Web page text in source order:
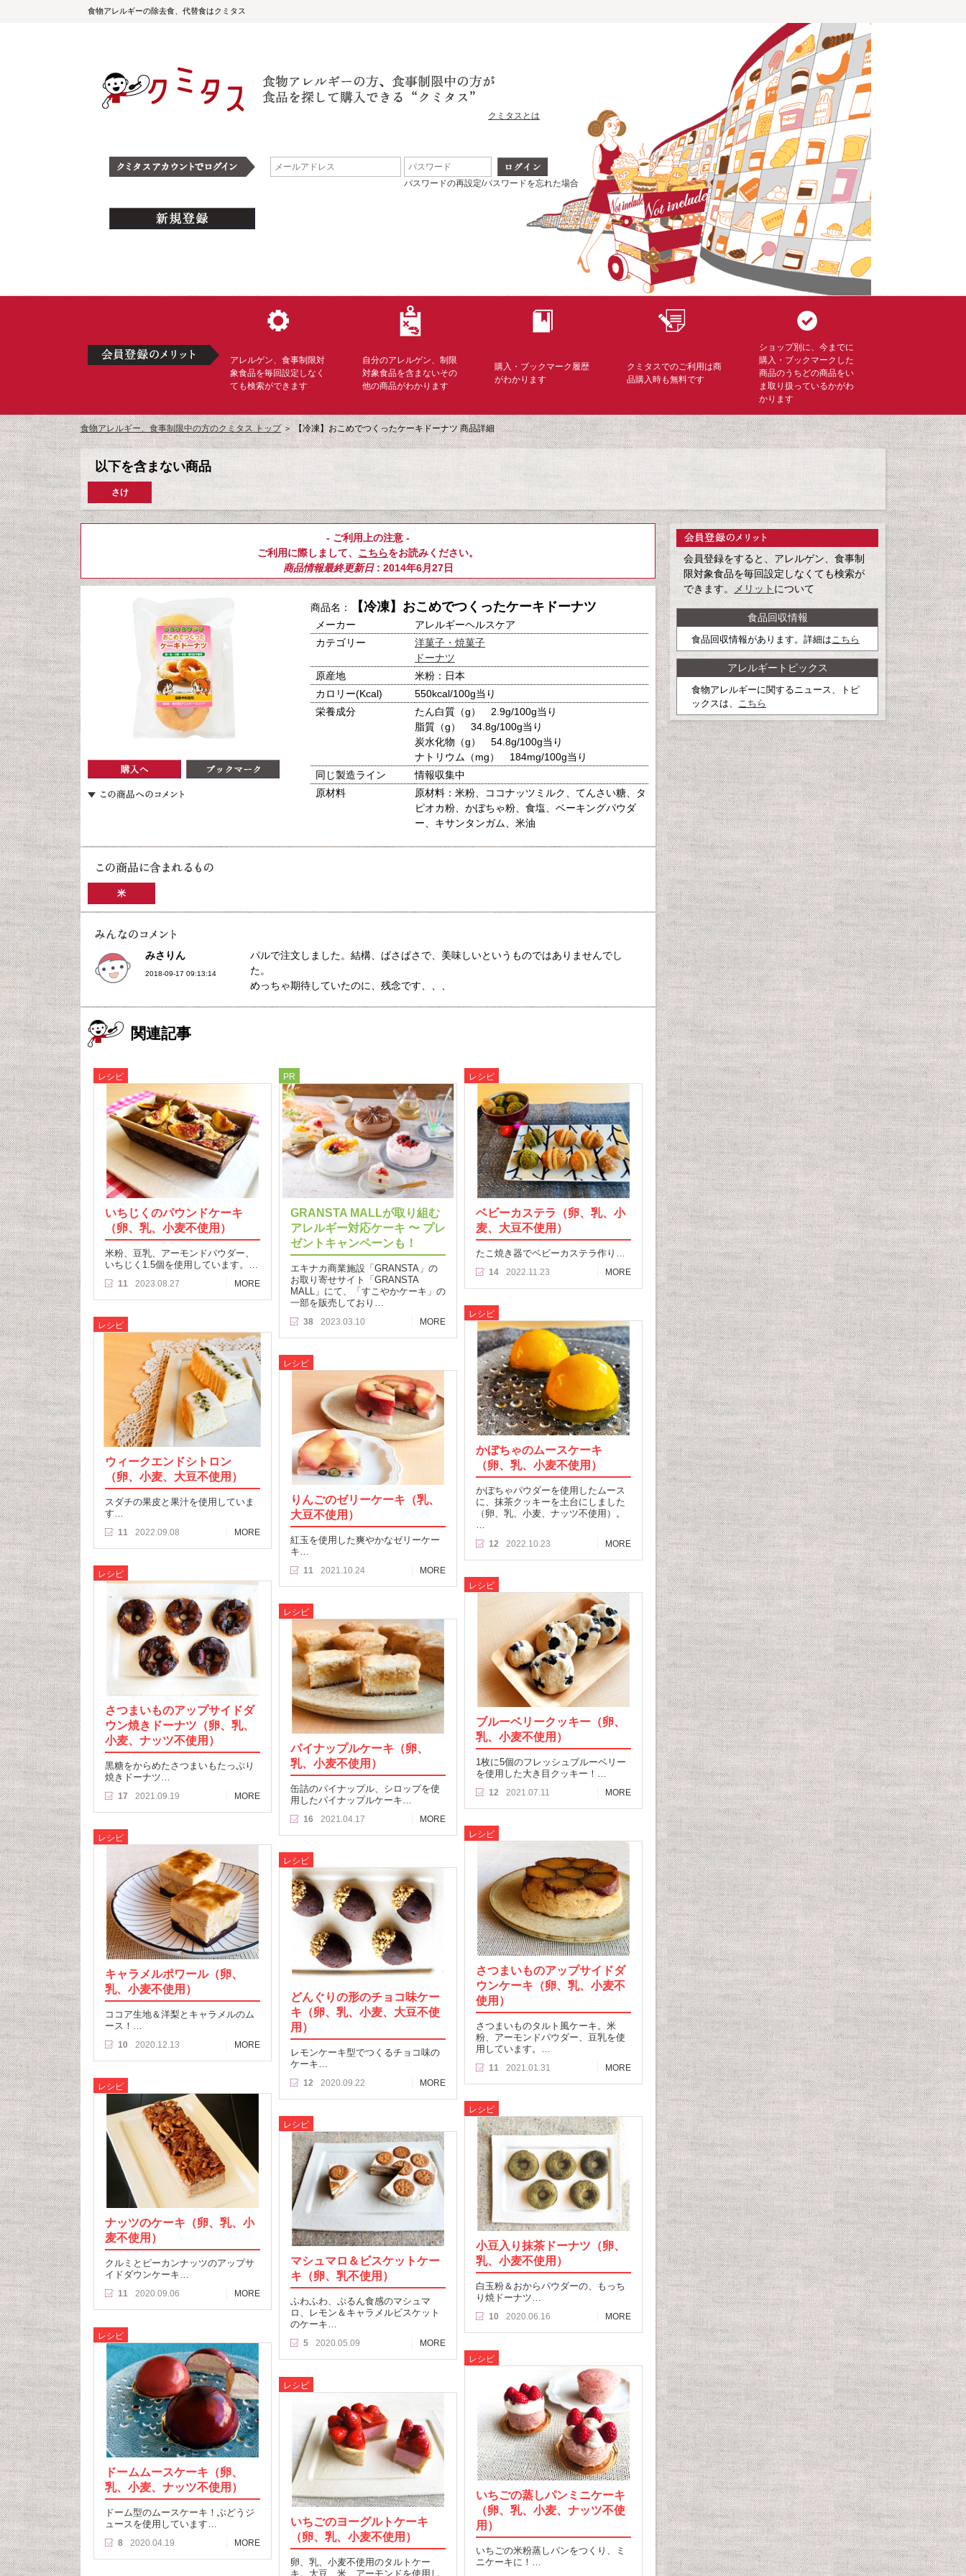
食物アレルギーの除去食、代替食はクミタス
クミタスとは
パスワードの再設定/パスワードを忘れた場合
アレルゲン、食事制限対
象食品を毎回設定しなく
ても検索ができます
自分のアレルゲン、制限
対象食品を含まないその
他の商品がわかります
購入・ブックマーク履歴
がわかります
クミタスでのご利用は商
品購入時も無料です
ショップ別に、今までに
購入・ブックマークした
商品のうちどの商品をい
ま取り扱っているかがわ
かります
食物アレルギー、食事制限中の方のクミタス トップ＞【冷凍】おこめでつくったケーキドーナツ 商品詳細
以下を含まない商品
さけ
- ご利用上の注意 -
ご利用に際しまして、 こちらをお読みください。
商品情報最終更新日: 2014年6月27日
商品名： 【冷凍】おこめでつくったケーキドーナツ
メーカー
アレルギーヘルスケア
カテゴリー
洋菓子・焼菓子
ドーナツ
原産地
米粉：日本
カロリー(Kcal)
550kcal/100g当り
栄養成分
たん白質（g） 2.9g/100g当り
脂質（g） 34.8g/100g当り
炭水化物（g） 54.8g/100g当り
ナトリウム（mg） 184mg/100g当り
同じ製造ライン
情報収集中
原材料
原材料：米粉、ココナッツミルク、てんさい糖、タ
ピオカ粉、かぼちゃ粉、食塩、ベーキングパウダ
ー、キサンタンガム、米油
米
みさりん
2018-09-17 09:13:14
パルで注文しました。結構、ぱさぱさで、美味しいというものではありませんでし
た。
めっちゃ期待していたのに、残念です、、、
関連記事
レシピ
いちじくのパウンドケーキ
（卵、乳、小麦不使用）
米粉、豆乳、アーモンドパウダー、
いちじく1.5個を使用しています。…
11 2023.08.27 MORE
PR
GRANSTA MALLが取り組む
アレルギー対応ケーキ 〜 プレ
ゼントキャンペーンも！
エキナカ商業施設「GRANSTA」の
お取り寄せサイト「GRANSTA
MALL」にて、「すこやかケーキ」の
一部を販売しており…
38 2023.03.10 MORE
レシピ
ベビーカステラ（卵、乳、小
麦、大豆不使用）
たこ焼き器でベビーカステラ作り…
14 2022.11.23 MORE
レシピ
かぼちゃのムースケーキ
（卵、乳、小麦不使用）
かぼちゃパウダーを使用したムース
に、抹茶クッキーを土台にしました
（卵、乳、小麦、ナッツ不使用）。
…
12 2022.10.23 MORE
レシピ
ウィークエンドシトロン
（卵、小麦、大豆不使用）
スダチの果皮と果汁を使用していま
す…
11 2022.09.08 MORE
レシピ
りんごのゼリーケーキ（乳、
大豆不使用）
紅玉を使用した爽やかなゼリーケー
キ…
11 2021.10.24 MORE
レシピ
さつまいものアップサイドダ
ウン焼きドーナツ（卵、乳、
小麦、ナッツ不使用）
黒糖をからめたさつまいもたっぷり
焼きドーナツ…
17 2021.09.19 MORE
レシピ
ブルーベリークッキー（卵、
乳、小麦不使用）
1枚に5個のフレッシュブルーベリー
を使用した大き目クッキー！…
12 2021.07.11 MORE
レシピ
パイナップルケーキ（卵、
乳、小麦不使用）
缶詰のパイナップル、シロップを使
用したパイナップルケーキ…
16 2021.04.17
MORE
レシピ
さつまいものアップサイドダ
ウンケーキ（卵、乳、小麦不
使用）
さつまいものタルト風ケーキ。米
粉、アーモンドパウダー、豆乳を使
用しています。…
11 2021.01.31 MORE
レシピ
キャラメルポワール（卵、
乳、小麦不使用）
ココア生地＆洋梨とキャラメルのム
ース！…
10 2020.12.13 MORE
レシピ
どんぐりの形のチョコ味ケー
キ（卵、乳、小麦、大豆不使
用）
レモンケーキ型でつくるチョコ味の
ケーキ…
12 2020.09.22 MORE
レシピ
ナッツのケーキ（卵、乳、小
麦不使用）
クルミとピーカンナッツのアップサ
イドダウンケーキ…
11 2020.09.06 MORE
レシピ
小豆入り抹茶ドーナツ（卵、
乳、小麦不使用）
白玉粉＆おからパウダーの、もっち
り焼ドーナツ…
10 2020.06.16 MORE
レシピ
マシュマロ＆ビスケットケー
キ（卵、乳不使用）
ふわふわ、ぷるん食感のマシュマ
ロ、レモン＆キャラメルビスケット
のケーキ…
5 2020.05.09 MORE
レシピ
ドームムースケーキ（卵、
乳、小麦、ナッツ不使用）
ドーム型のムースケーキ！ぶどうジ
ュースを使用しています…
8 2020.04.19 MORE
レシピ
いちごの蒸しパンミニケーキ
（卵、乳、小麦、ナッツ不使
用）
いちごの米粉蒸しパンをつくり、ミ
ニケーキに！…
レシピ
いちごのヨーグルトケーキ
（卵、乳、小麦不使用）
卵、乳、小麦不使用のタルトケー
キ。大豆、米、アーモンドを使用し
会員登録をすると、アレルゲン、食事制
限対象食品を毎回設定しなくても検索が
できます。メリットについて
食品回収情報
食品回収情報があります。詳細は こちら
アレルギートピックス
食物アレルギーに関するニュース、トピ
ックスは、
こちら